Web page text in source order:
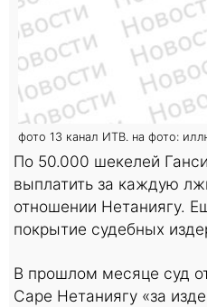
фото 13 канал ИТВ. на фото:
По 50.000 шекелей
выплатить за каждую
отношении Нетаниягу.
покрытие судебных
В прошлом месяце суд
Саре Нетаниягу «за